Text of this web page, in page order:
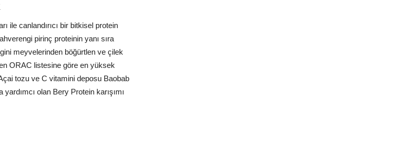
ile canlandırıcı bir bitkisel protein
pirinç proteinin yanı sıra
meyvelerinden böğürtlen ve çilek
ORAC listesine göre en yüksek
tozu ve C vitamini deposu Baobab
olan Bery Protein karışımı